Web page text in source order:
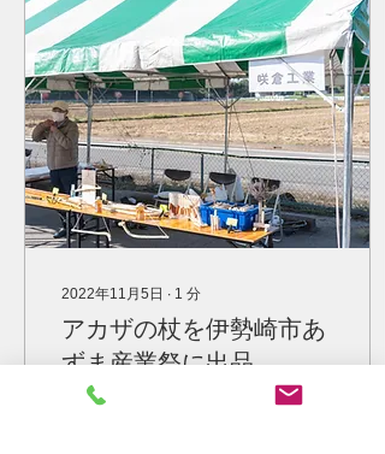
2022年11月5日 ∙ 1 分
アカザの杖を伊勢崎市あ
ずま産業祭に出品
2022年11月3日に開催され